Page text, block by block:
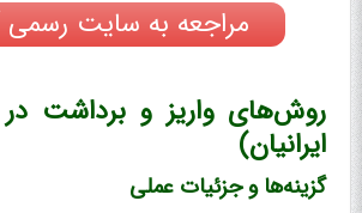
مراجعه به سایت رسمی
روش‌های واریز و برداشت در
ایرانیان)
گزینه‌ها و جزئیات عملی